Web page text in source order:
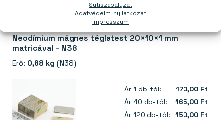
Sütiszabályzat
Adatvédelmi nyilatkozat
Impresszum
Ez is érdekelhet:
Neodímium mágnes téglatest 20×10×1 mm
matricával - N38
Erő: 0,88 kg (N38)
Ár 1 db-tól:
170,00 Ft
Ár 40 db-tól:
165,00 Ft
Ár 120 db-tól:
150,00 Ft